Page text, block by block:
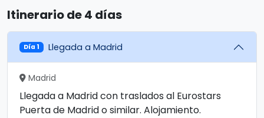
Itinerario de 4 días
Día 1 Llegada a Madrid
Madrid
Llegada a Madrid con traslados al Eurostars
Puerta de Madrid o similar. Alojamiento.